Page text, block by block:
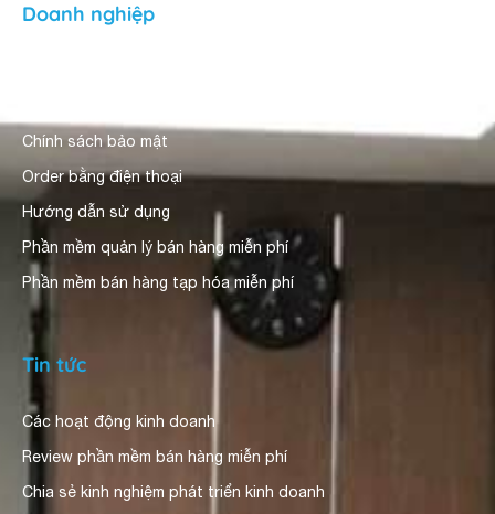
Doanh nghiệp
Chính sách bảo mật
Order bằng điện thoại
Hướng dẫn sử dụng
Phần mềm quản lý bán hàng miễn phí
Phần mềm bán hàng tạp hóa miễn phí
Tin tức
Các hoạt động kinh doanh
Review phần mềm bán hàng miễn phí
Chia sẻ kinh nghiệm phát triển kinh doanh